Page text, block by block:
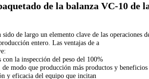
de la balanza VC-10 de
sido de largo un elemento clave de las
entero. Las ventajas de a
con la inspección del peso del 100%
modo que producción más productos y beneficios
y eficacia del equipo que incitan